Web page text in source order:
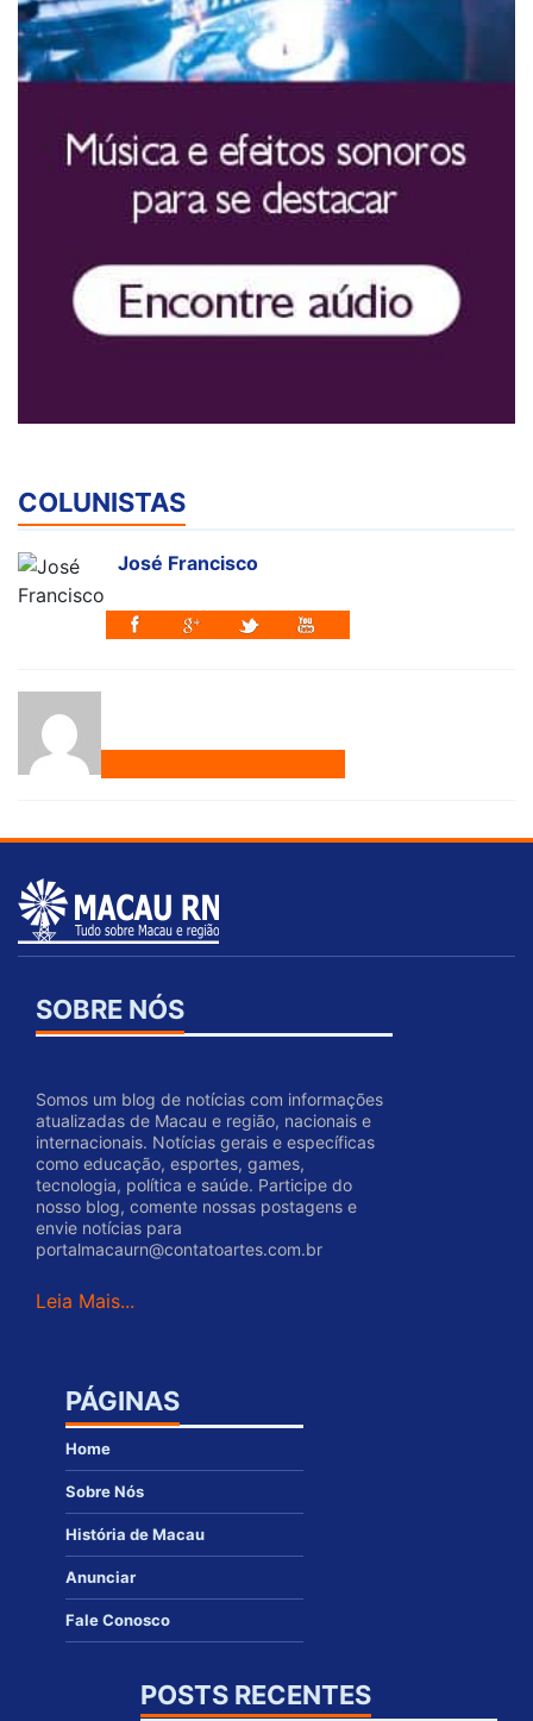
COLUNISTAS
José Francisco
SOBRE NÓS
Somos um blog de notícias com informações
atualizadas de Macau e região, nacionais e
internacionais. Notícias gerais e específicas
como educação, esportes, games,
tecnologia, política e saúde. Participe do
nosso blog, comente nossas postagens e
envie notícias para
portalmacaurn@contatoartes.com.br
Leia Mais...
PÁGINAS
Home
Sobre Nós
História de Macau
Anunciar
Fale Conosco
POSTS RECENTES